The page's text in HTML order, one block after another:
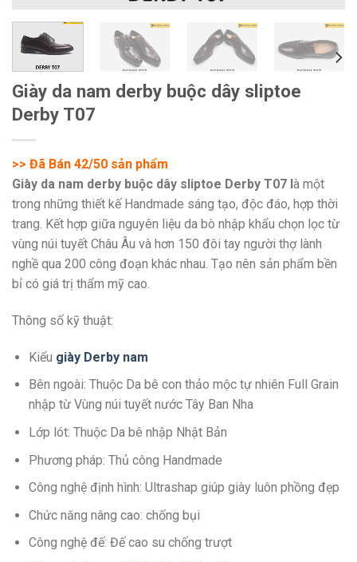
Giày da nam derby buộc dây sliptoe
Derby T07
>> Đã Bán 42/50 sản phẩm
Giày da nam derby buộc dây sliptoe Derby T07 l à một
trong những thiết kế Handmade sáng tạo, độc đáo, hợp thời
trang. Kết hợp giữa nguyên liệu da bò nhập khẩu chọn lọc từ
vùng núi tuyết Châu Âu và hơn 150 đôi tay người thợ lành
nghề qua 200 công đoạn khác nhau. Tạo nên sản phẩm bền
bỉ có giá trị thẩm mỹ cao.
Thông số kỹ thuật:
Kiểu giày Derby nam
Bên ngoài: Thuộc Da bê con thảo mộc tự nhiên Full Grain
nhập từ Vùng núi tuyết nước Tây Ban Nha
Lớp lót: Thuộc Da bê nhập Nhật Bản
Phương pháp: Thủ công Handmade
Công nghệ định hình: Ultrashap giúp giày luôn phồng đẹp
Chức năng nâng cao: chống bụi
Công nghệ đế: Đế cao su chống trượt